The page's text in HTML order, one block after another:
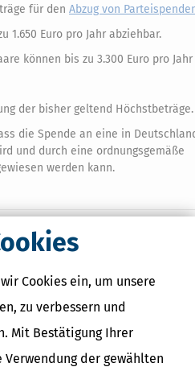
Cookies ein, um unsere
zu verbessern und
Mit Bestätigung Ihrer
der gewählten
für den Abzug von
1.650 Euro pro Jahr abziehbar.
können bis zu 3.300 Euro pro Jahr
der bisher geltend Höchstbeträge.
die Spende an eine in
und durch eine ordnungsgemäße
werden kann.